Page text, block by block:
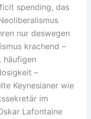
spending, das
nur deswegen
krachend –
häufigen
–
Keynesianer wie
im
Lafontaine